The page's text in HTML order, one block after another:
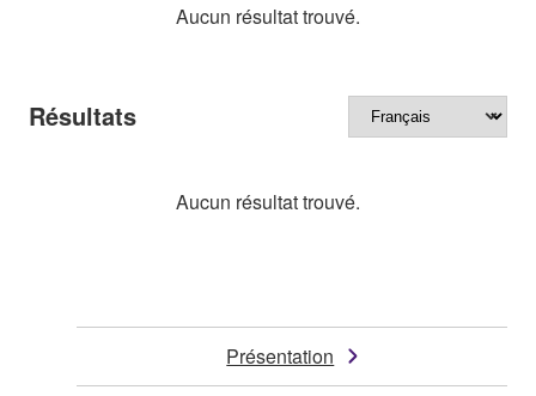
Aucun résultat trouvé.
Résultats
Aucun résultat trouvé.
Présentation